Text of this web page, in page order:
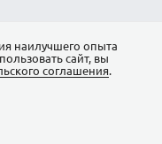
наилучшего опыта
сайт, вы
соглашения.